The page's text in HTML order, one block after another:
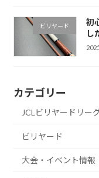
ビリヤード
初
し
カテゴリー
JCLビリヤードリー
ビリヤード
大会・イベント情報